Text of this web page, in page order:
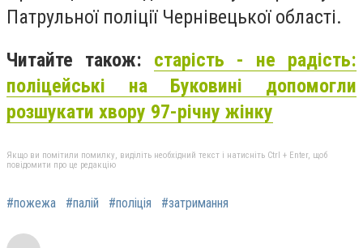
Патрульної поліції Чернівецької області.
Читайте також: старість - не радість:
поліцейські на Буковині допомогли
розшукати хвору 97-річну жінку
Якщо ви помітили помилку, виділіть необхідний текст і натисніть Ctrl + Enter, щоб
повідомити про це редакцію
#пожежа #палій #поліція #затримання